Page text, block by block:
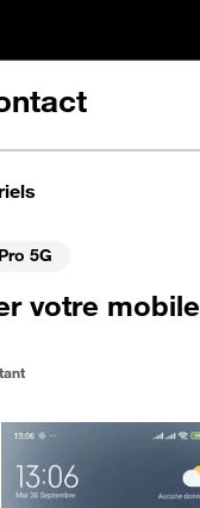
5G
votre mobile